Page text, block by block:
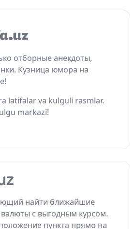
отборные анекдоты,
Кузница юмора на
latifalar va kulguli rasmlar.
markazi!
найти ближайшие
с выгодным курсом.
пункта прямо на